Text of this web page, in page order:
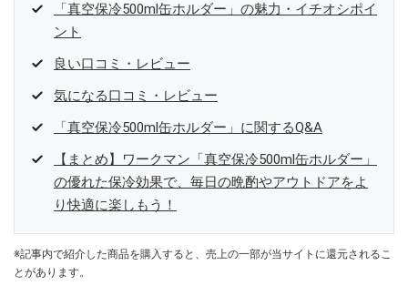
「真空保冷500ml缶ホルダー」の魅力・イチオシポイ
ント
良い口コミ・レビュー
気になる口コミ・レビュー
「真空保冷500ml缶ホルダー」に関するQ&A
【まとめ】ワークマン「真空保冷500ml缶ホルダー」
の優れた保冷効果で、毎日の晩酌やアウトドアをよ
り快適に楽しもう！
※記事内で紹介した商品を購入すると、売上の一部が当サイトに還元されるこ
とがあります。